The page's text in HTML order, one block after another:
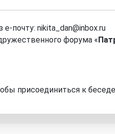
почту: nikita_dan@inbox.ru
форума «
присоединиться к